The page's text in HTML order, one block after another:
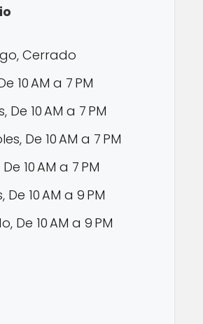
Cerrado
10 AM a 7 PM
De 10 AM a 7 PM
De 10 AM a 7 PM
10 AM a 7 PM
De 10 AM a 9 PM
De 10 AM a 9 PM